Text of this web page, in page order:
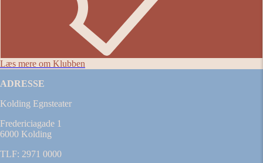
Læs mere om Klubben
ADRESSE
Kolding Egnsteater
Fredericiagade 1
6000 Kolding
TLF: 2971 0000